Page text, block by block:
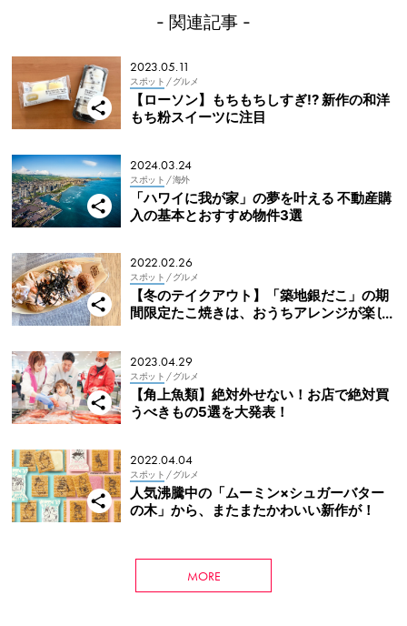
- 関連記事 -
2023.05.11
スポット / グルメ
【ローソン】もちもちしすぎ!? 新作の和洋
もち粉スイーツに注目
2024.03.24
スポット / 海外
「ハワイに我が家」の夢を叶える 不動産購
入の基本とおすすめ物件3選
2022.02.26
スポット / グルメ
【冬のテイクアウト】「築地銀だこ」の期
間限定たこ焼きは、おうちアレンジが楽し
2023.04.29
スポット / グルメ
【角上魚類】絶対外せない！お店で絶対買
うべきもの5選を大発表！
2022.04.04
スポット / グルメ
人気沸騰中の「ムーミン×シュガーバター
の木」から、またまたかわいい新作が！
MORE